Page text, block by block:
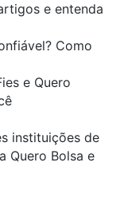
e entenda
Como
e Quero
instituições de
Quero Bolsa e